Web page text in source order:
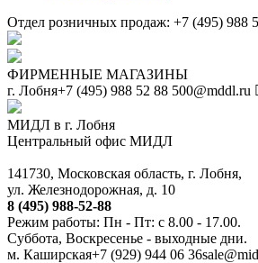
Отдел розничных продаж: +7 (495) 988
ФИРМЕННЫЕ МАГАЗИНЫ
г. Лобня+7 (495) 988 52 88 500@mddl.ru
МИДЛ в г. Лобня
Центральный офис МИДЛ
141730, Московская область, г. Лобня,
ул. Железнодорожная, д. 10
8 (495) 988-52-88
Режим работы: Пн - Пт: с 8.00 - 17.00.
Суббота, Воскресенье - выходные дни.
м. Каширская+7 (929) 944 06 36